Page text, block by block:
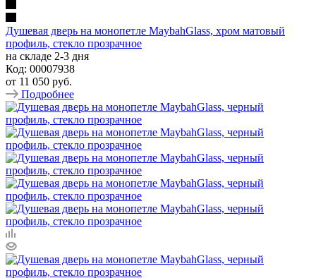
Душевая дверь на монопетле MaybahGlass, хром матовый
профиль, стекло прозрачное
на складе 2-3 дня
Код: 00007938
от 11 050 руб.
Подробнее